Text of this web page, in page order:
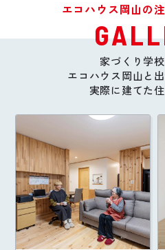
エコハウス岡山の
家づくり学校
エコハウス岡山と
実際に建てた